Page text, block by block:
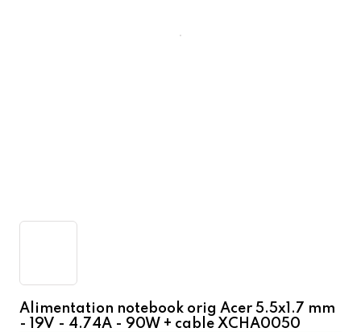
Alimentation notebook orig Acer 5.5x1.7 mm
- 19V - 4.74A - 90W + cable XCHA0050